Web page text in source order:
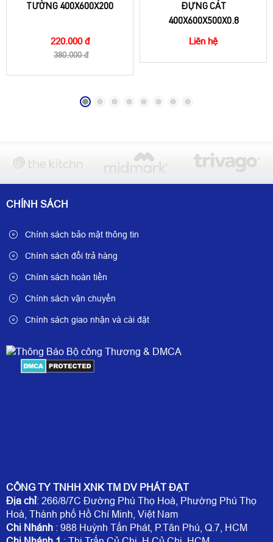
TƯỜNG 400X600X200
220.000 đ
380.000 đ
ĐỰNG CÁT
400X600X500X0.8
Liên hệ
CÔNG TY TNHH XNK TM DV PHÁT ĐẠT
Địa chỉ: 266/8/7C Đường Phú Thọ Hoà, Phường Phú Thọ
Hoà, Thành phố Hồ Chí Minh, Việt Nam
Chi Nhánh : 988 Huỳnh Tấn Phát, P.Tân Phú, Q.7, HCM
CHÍNH SÁCH
Chính sách bảo mật thông tin
Chính sách đổi trả hàng
Chính sách hoàn tiền
Chính sách vận chuyển
Chính sách giao nhận và cài đặt